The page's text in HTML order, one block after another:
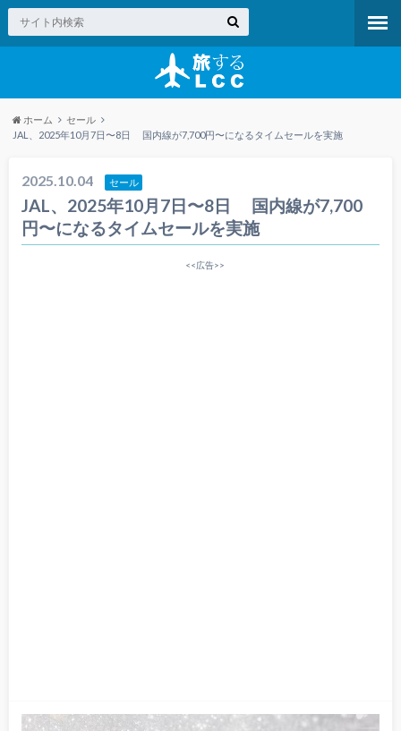
ホーム
セール
JAL、2025年10月7日〜8日 国内線が7,700円〜になるタイムセールを実施
2025.10.04 セール
JAL、2025年10月7日〜8日 国内線が7,700
円〜になるタイムセールを実施
<<広告>>